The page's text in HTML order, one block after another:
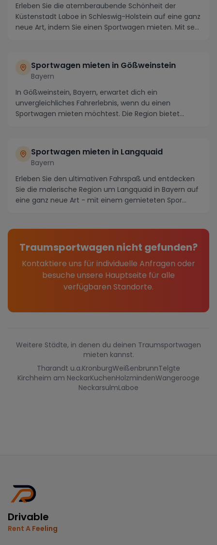
Erleben Sie die atemberaubende Schönheit der
Küstenstadt Laboe in Schleswig-Holstein auf eine ganz
neue Art, indem Sie einen Sportwagen mieten. Mit se...
Sportwagen mieten in Gößweinstein
Bayern
In Gößweinstein, Bayern, erwartet dich ein
unvergleichliches Fahrerlebnis, wenn du einen
Sportwagen mieten möchtest. Die Region bietet
Sportwagen mieten in Langquaid
Bayern
Erleben Sie den ultimativen Fahrspaß und entdecken
Sie die malerische Region um Langquaid in Bayern auf
eine ganz neue Art - mit einem gemieteten Spor...
Traumsportwagen nicht gefunden?
Kontaktiere uns für individuelle Anfragen oder
besuche unsere Hauptseite für alle
verfügbaren Standorte.
Weitere Städte, in denen du deinen Traumsportwagen
mieten kannst.
Tharandt u.a.KronburgWeißenbrunnTelgte
Kirchheim am NeckarKuchenHolzmindenWangerooge
NeckarsulmLaboe
Drivable
Rent A Feeling